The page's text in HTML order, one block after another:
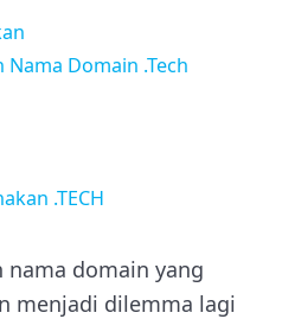
Domain .Tech
.TECH
nama domain yang
menjadi dilemma lagi